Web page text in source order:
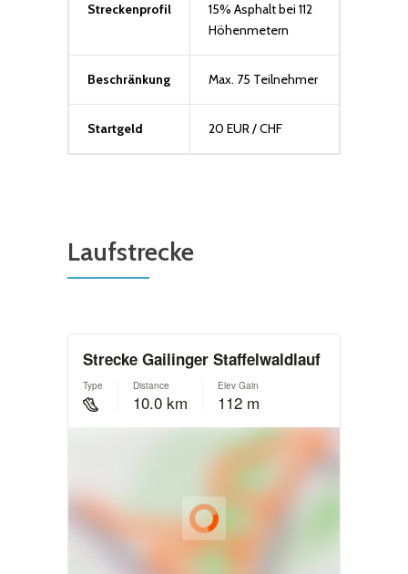
Streckenprofil
15% Asphalt bei 112
Höhenmetern
Beschränkung Max. 75 Teilnehmer
Startgeld 20 EUR / CHF
Laufstrecke